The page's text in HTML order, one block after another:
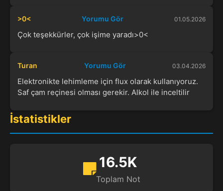
>0< Yorumu Gör 01.05.2026
Çok teşekkürler, çok işime yaradı>0<
Turan Yorumu Gör 03.04.2026
Elektronikte lehimleme için flux olarak kullanıyoruz.
Saf çam reçinesi olması gerekir. Alkol ile inceltilir
İstatistikler
16.5K
Toplam Not